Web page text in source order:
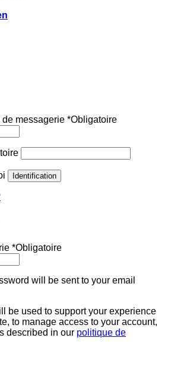
de messagerie *Obligatoire
Identification
*Obligatoire
will be sent to your email
be used to support your experience
to manage access to your account,
described in our politique de